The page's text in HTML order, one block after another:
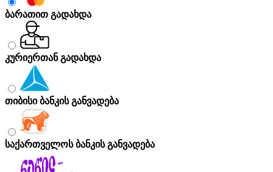
ბარათით გადახდა
კურიერთან გადახდა
თიბისი ბანკის განვადება
საქართველოს ბანკის განვადება